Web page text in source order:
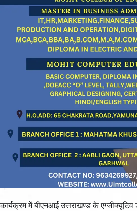
कार्यक्रम में बीएनआई उत्तराखण्ड के एग्जीक्यूटिव